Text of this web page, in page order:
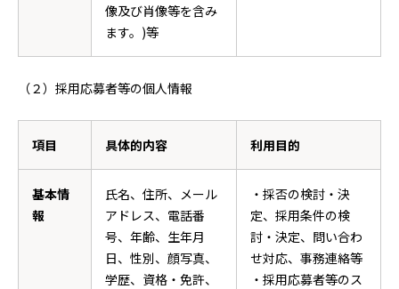
像及び肖像等を含み
ます。)等
（２）採用応募者等の個人情報
項目 具体的内容 利用目的
基本情
報
氏名、住所、メール
アドレス、電話番
号、年齢、生年月
日、性別、顔写真、
学歴、資格・免許、
・採否の検討・決
定、採用条件の検
討・決定、問い合わ
せ対応、事務連絡等
・採用応募者等のス